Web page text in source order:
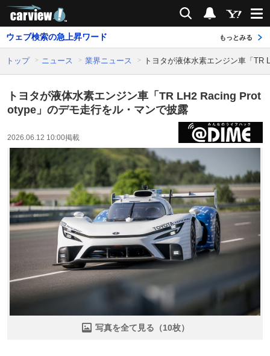
検索 通知
ウェブ検索の急上昇ワード もっとみる
トップ ニュース 業界ニュース トヨタが液体水素エンジン車「TR
トヨタが液体水素エンジン車「TR LH2 Racing Prot
otype」のデモ走行をル・マンで披露
2026.06.12 10:00掲載
写真を全て見る（10枚）